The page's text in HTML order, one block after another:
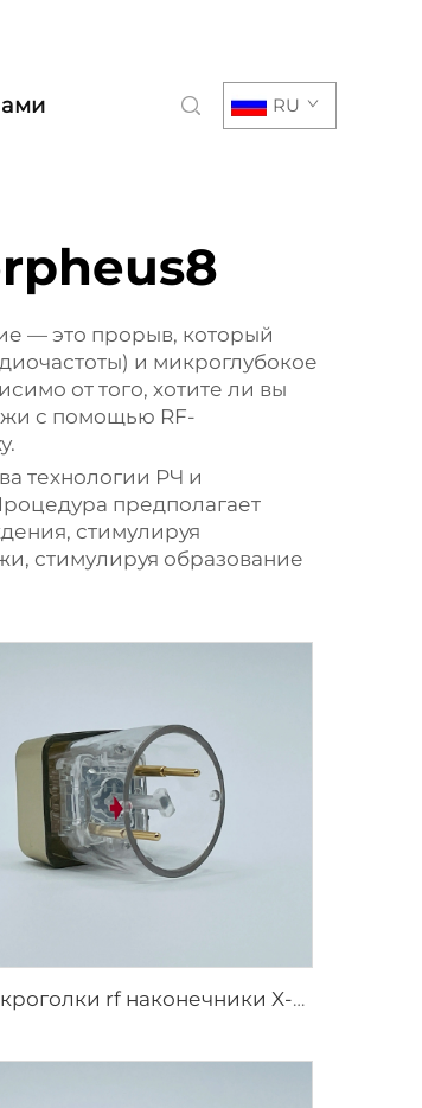
RU
— это прорыв, который
и микроглубокое
от того, хотите ли вы
с помощью RF-
технологии РЧ и
предполагает
стимулируя
стимулируя образование
Sylfirm X микроголки rf наконечники X-25